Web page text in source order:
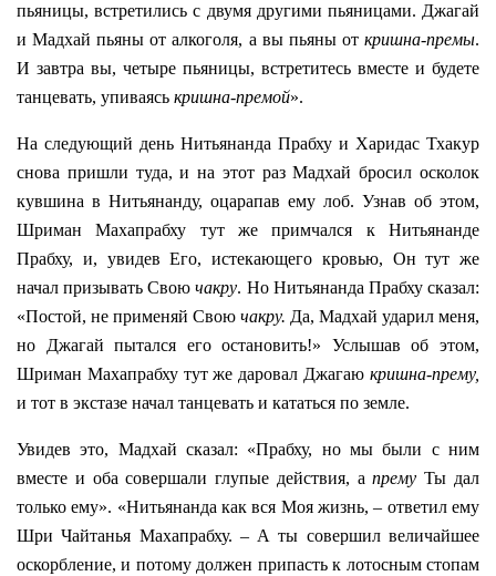
пьяницы, встретились с двумя другими пьяницами. Джагай
и Мадхай пьяны от алкоголя, а вы пьяны от кришна-премы.
И завтра вы, четыре пьяницы, встретитесь вместе и будете
танцевать, упиваясь кришна-премой».
На следующий день Нитьянанда Прабху и Харидас Тхакур
снова пришли туда, и на этот разМадхай бросил осколок
кувшина в Нитьянанду, оцарапав ему лоб. Узнав об этом,
Шриман Махапрабху тут же примчался к Нитьянанде
Прабху, и, увидев Его, истекающего кровью, Он тут же
начал призывать Своючакру. Но Нитьянанда Прабху сказал:
«Постой, не применяй Свою чакру. Да, Мадхай ударил меня,
но Джагай пытался его остановить!» Услышав об этом,
Шриман Махапрабху тут же даровал Джагаю кришна-прему,
и тот в экстазе начал танцевать и кататься по земле.
Увидев это, Мадхай сказал: «Прабху, но мы были с ним
вместе и оба совершали глупые действия, апрему Ты дал
только ему». «Нитьянанда как вся Моя жизнь, – ответил ему
Шри Чайтанья Махапрабху. – А ты совершил величайшее
оскорбление, и потому должен припасть к лотосным стопам